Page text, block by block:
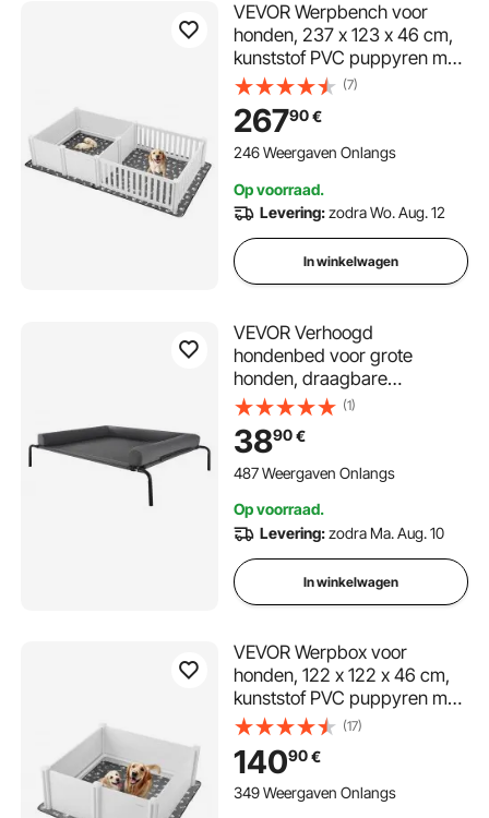
VEVOR Werpbench voor
honden, 237 x 123 x 46 cm,
kunststof PVC puppyren met
in hoogte verstelbare deur en
wasbare plasmat, indeling
met 2 kamers, puppybench
voor extra grote honden,
(7)
26790€
246 Weergaven Onlangs
Op voorraad.
Levering:zodra Wo. Aug. 12
In winkelwagen
VEVOR Verhoogd
hondenbed voor grote
honden, draagbare
verhoogde hondenligstoel
met wasbaar kussen en
ademend Teslin-gaas,
verkoelend hondenbed voor
(1)
3890€
487 Weergaven Onlangs
Op voorraad.
Levering:zodra Ma. Aug. 10
In winkelwagen
VEVOR Werpbox voor
honden, 122 x 122 x 46 cm,
kunststof PVC puppyren met
in hoogte verstelbare deur en
wasbare plasmat,
vervormingsbestendige
puppybench voor grote
(17)
14090€
349 Weergaven Onlangs